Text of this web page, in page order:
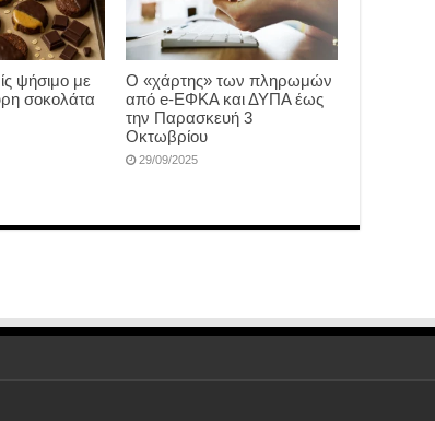
ψήσιμο με
σοκολάτα
Ο «χάρτης» των πληρωμών
από e-ΕΦΚΑ και ΔΥΠΑ έως
την Παρασκευή 3
Οκτωβρίου
29/09/2025